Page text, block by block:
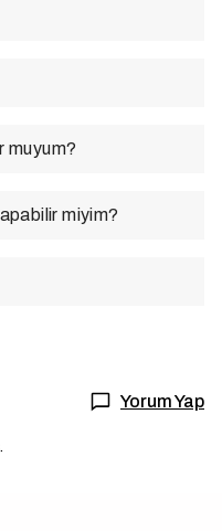
muyum?
miyim?
Yorum Yap